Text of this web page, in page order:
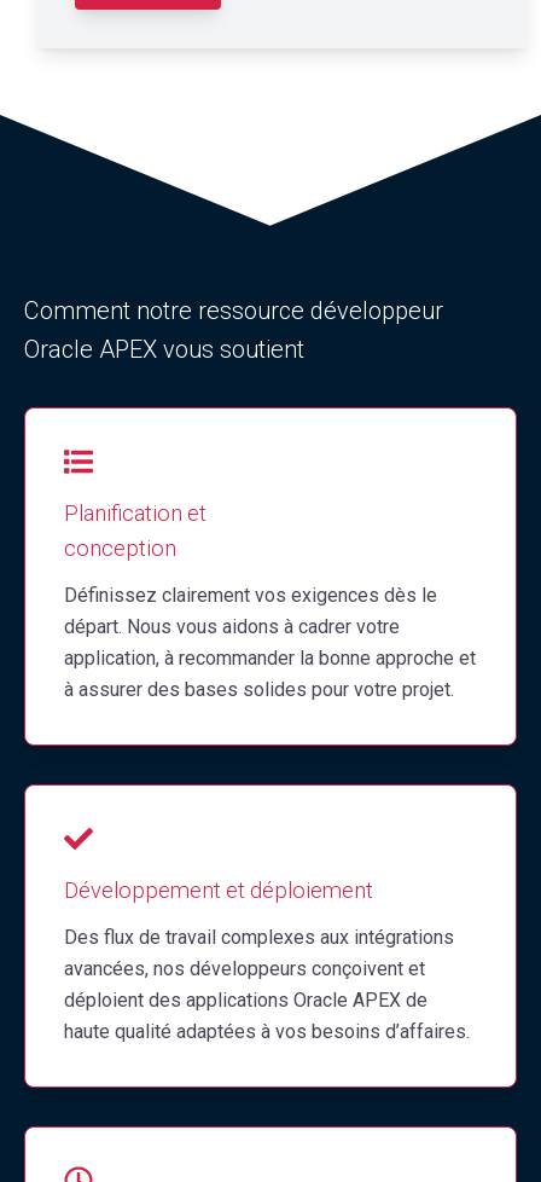
Comment notre ressource développeur
Oracle APEX vous soutient
Planification et
conception
Définissez clairement vos exigences dès le
départ. Nous vous aidons à cadrer votre
application, à recommander la bonne approche et
à assurer des bases solides pour votre projet.
Développement et déploiement
Des flux de travail complexes aux intégrations
avancées, nos développeurs conçoivent et
déploient des applications Oracle APEX de
haute qualité adaptées à vos besoins d’affaires.